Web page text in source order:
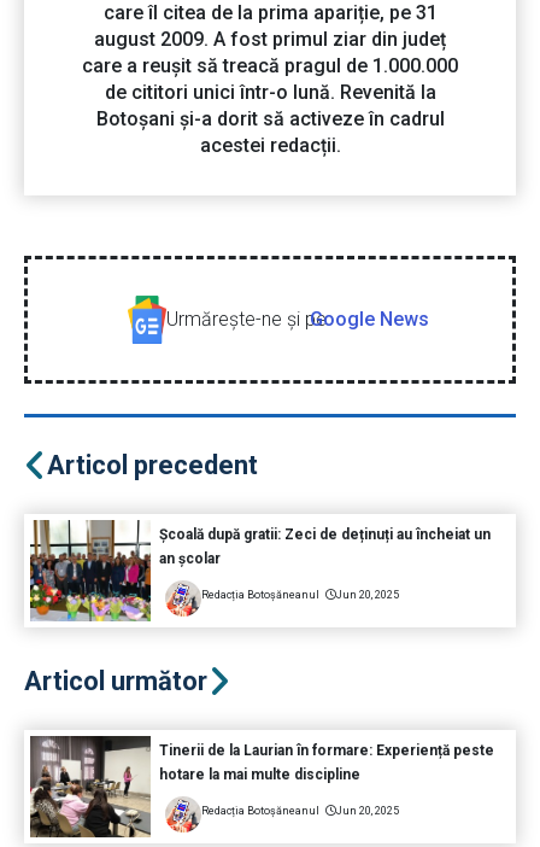
care îl citea de la prima apariție, pe 31
august 2009. A fost primul ziar din județ
care a reușit să treacă pragul de 1.000.000
de cititori unici într-o lună. Revenită la
Botoșani și-a dorit să activeze în cadrul
acestei redacții.
Urmăreşte-ne şi peGoogle News
Articol precedent
Școală după gratii: Zeci de deținuți au încheiat un
an școlar
Redacția Botoșăneanul Jun 20, 2025
Articol următor
Tinerii de la Laurian în formare: Experiență peste
hotare la mai multe discipline
Redacția Botoșăneanul Jun 20, 2025